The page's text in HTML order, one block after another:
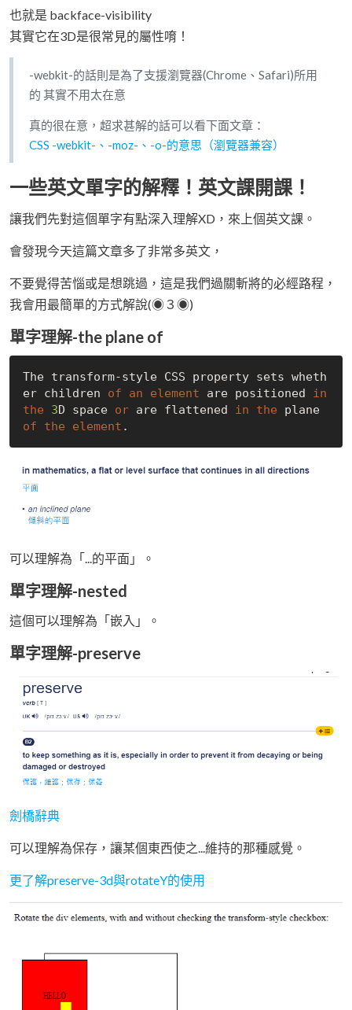
也就是 backface-visibility
其實它在3D是很常見的屬性唷！
-webkit-的話則是為了支援瀏覽器(Chrome、Safari)所用
的 其實不用太在意
真的很在意，超求甚解的話可以看下面文章：
CSS -webkit-、-moz-、-o-的意思（瀏覽器兼容）
一些英文單字的解釋！英文課開課！
讓我們先對這個單字有點深入理解XD，來上個英文課。
會發現今天這篇文章多了非常多英文，
不要覺得苦惱或是想跳過，這是我們過關斬將的必經路程，
我會用最簡單的方式解說(◉３◉)
單字理解-the plane of
The transform-style CSS property sets wheth
er children of an element are positioned
in
the
3D space or are flattened in the
plane
of
the element
可以理解為「...的平面」。
單字理解-nested
這個可以理解為「嵌入」。
單字理解-preserve
劍橋辭典
可以理解為保存，讓某個東西使之...維持的那種感覺。
更了解preserve-3d與rotateY的使用